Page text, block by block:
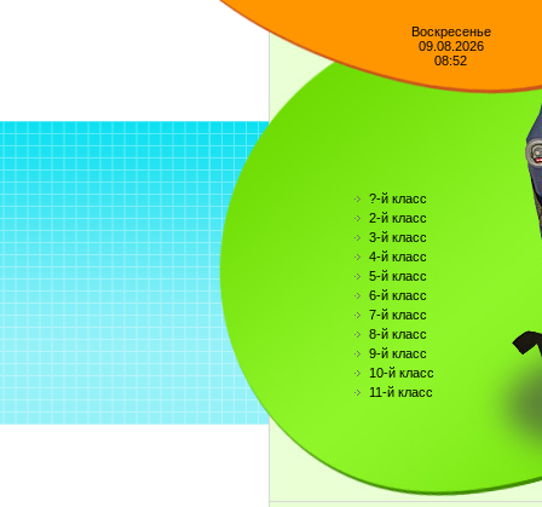
Воскресенье
09.08.2026
08:52
?-й класс
2-й класс
3-й класс
4-й класс
5-й класс
6-й класс
7-й класс
8-й класс
9-й класс
10-й класс
11-й класс